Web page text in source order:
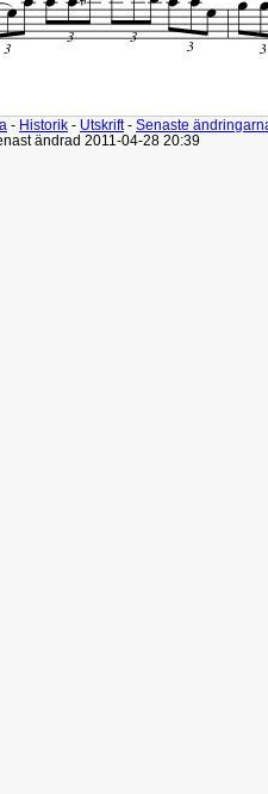
- Historik - Utskrift- Senaste
ändrad 2011-04-28 20:39